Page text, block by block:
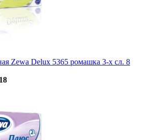
Zewa Delux 5365 ромашка 3-х сл. 8